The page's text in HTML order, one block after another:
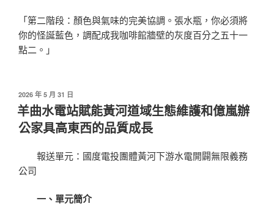
「第二階段：顏色與氣味的完美協調。張水瓶，你必須將
你的怪誕藍色，調配成我咖啡館牆壁的灰度百分之五十一
點二。」
發
佈
於
2026 年 5 月 31 日
羊曲水電站賦能黃河道域生態維護和億嵐辦
公家具高東西的品質成長
報送單元：國度電投團體黃河下游水電開闢無限義務
公司
一、單元簡介